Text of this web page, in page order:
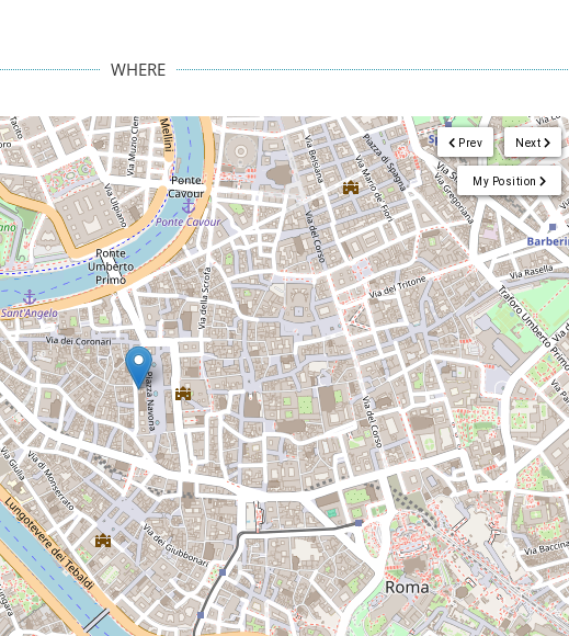
WHERE
Next
Prev
My Position